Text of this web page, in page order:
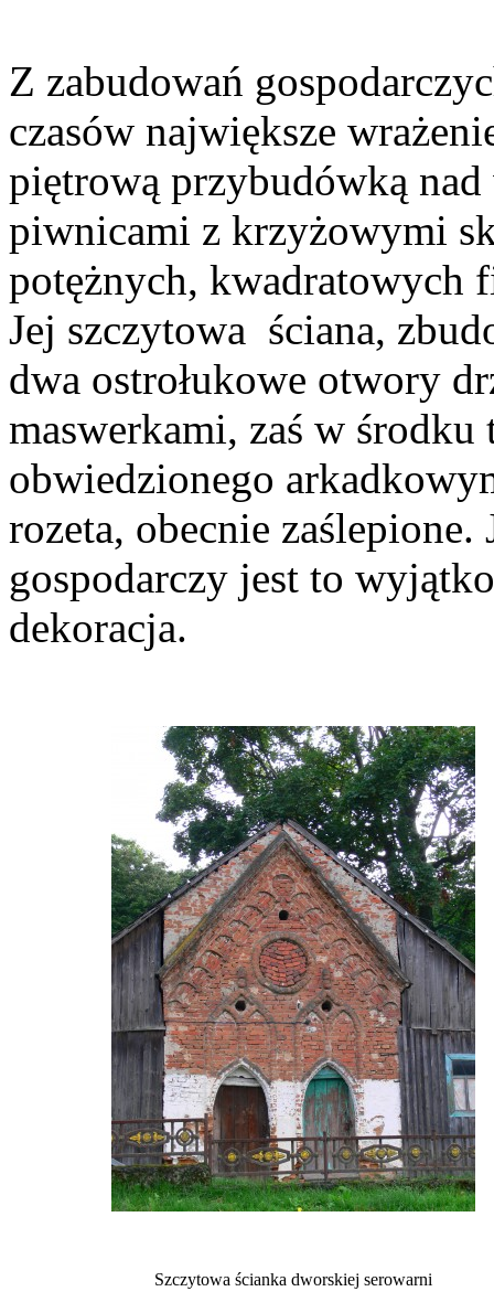
Z zabudowań
czasów największe
piętrową przybudówką
piwnicami z krzyżowymi
potężnych, kwadratowych
Jej szczytowa ściana,
dwa ostrołukowe otwory
maswerkami, zaś w
obwiedzionego
rozeta, obecnie
gospodarczy jest to
dekoracja.
Szczytowa ścianka dworskiej serowarni